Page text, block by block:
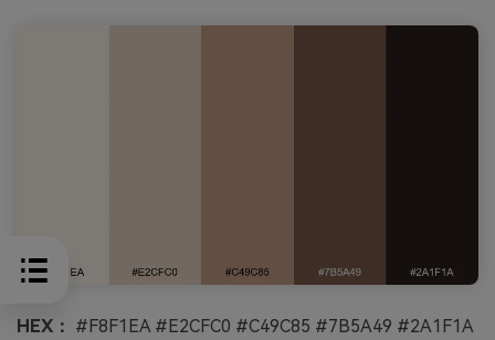
HEX： #F8F1EA #E2CFC0 #C49C85 #7B5A49 #2A1F1A